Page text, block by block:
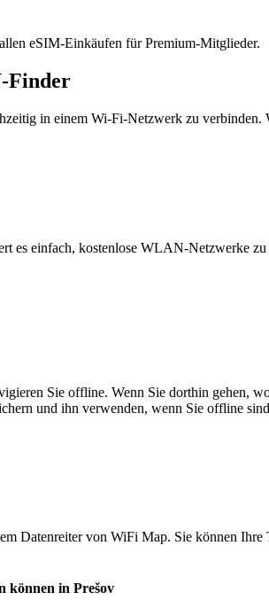
eSIM-Einkäufen für Premium-Mitglieder.
Finder
in einem Wi-Fi-Netzwerk zu
es einfach, kostenlose WLAN-Netzwerke zu
Sie offline. Wenn Sie dorthin gehen,
und ihn verwenden, wenn Sie offline
Datenreiter von WiFi Map. Sie können
können in Prešov